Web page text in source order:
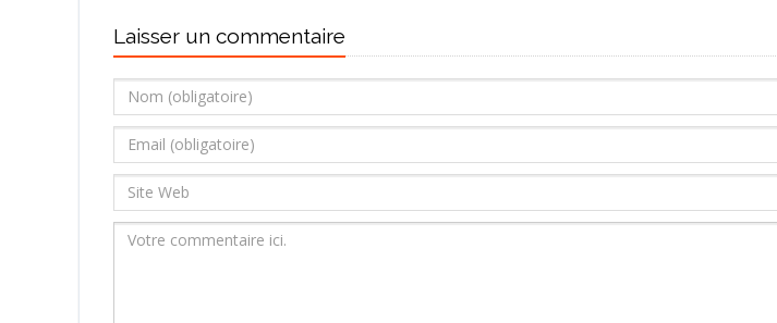
Laisser un commentaire